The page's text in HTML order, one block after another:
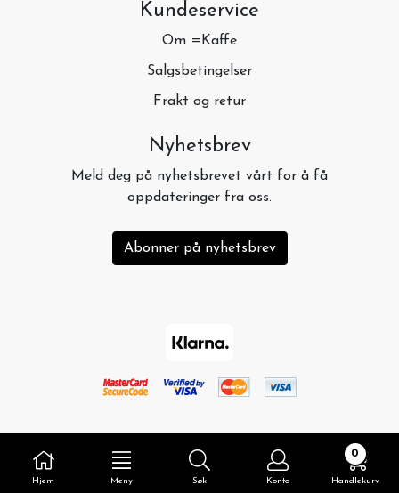
Hjem Meny Søk Konto
0
Handlekurv
Kundeservice
Om =Kaffe
Salgsbetingelser
Frakt og retur
Nyhetsbrev
Meld deg på nyhetsbrevet vårt for å få
oppdateringer fra oss.
Abonner på nyhetsbrev